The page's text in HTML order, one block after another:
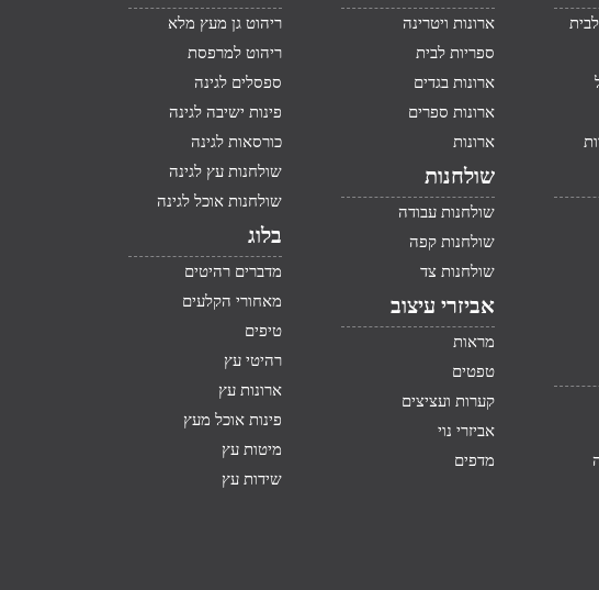
ארונות ויטרינה
ספריות לבית
ארונות בגדים
ארונות ספרים
ארונות
שולחנות
שולחנות עבודה
שולחנות קפה
שולחנות צד
אביזרי עיצוב
מראות
טפטים
קערות ועציצים
אביזרי נוי
מדפים
ריהוט גן מעץ מלא
ריהוט למרפסת
ספסלים לגינה
פינות ישיבה לגינה
כורסאות לגינה
שולחנות עץ לגינה
שולחנות אוכל לגינה
בלוג
מדברים רהיטים
מאחורי הקלעים
טיפים
רהיטי עץ
ארונות עץ
פינות אוכל מעץ
מיטות עץ
שידות עץ